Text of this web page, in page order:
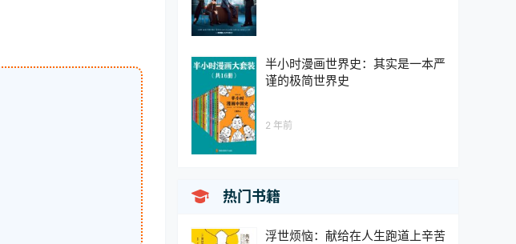
半小时漫画世界史：其实是一本严
谨的极简世界史
2 年前
 热门书籍
浮世烦恼：献给在人生跑道上辛苦